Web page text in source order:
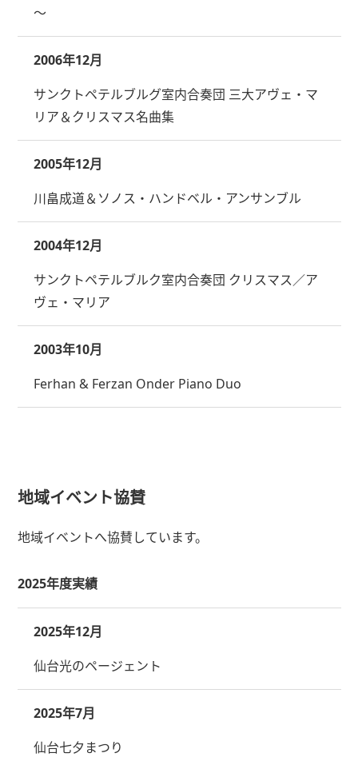
～
2006年12月
サンクトペテルブルグ室内合奏団 三大アヴェ・マ
リア＆クリスマス名曲集
2005年12月
川畠成道＆ソノス・ハンドベル・アンサンブル
2004年12月
サンクトペテルブルク室内合奏団 クリスマス／ア
ヴェ・マリア
2003年10月
Ferhan & Ferzan Onder Piano Duo
地域イベント協賛
地域イベントへ協賛しています。
2025年度実績
2025年12月
仙台光のページェント
2025年7月
仙台七夕まつり